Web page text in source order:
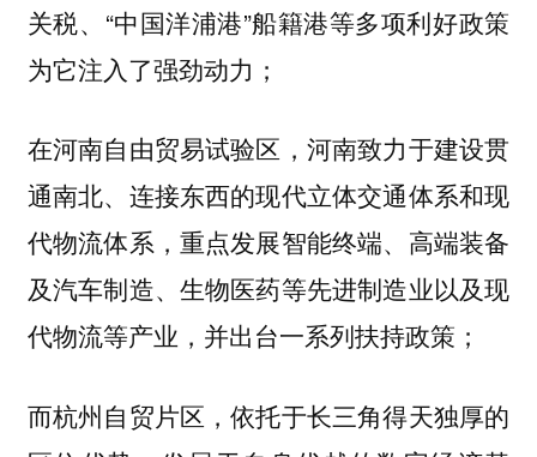
关税、“中国洋浦港”船籍港等多项利好政策
为它注入了强劲动力；
在河南自由贸易试验区，河南致力于建设贯
通南北、连接东西的现代立体交通体系和现
代物流体系，重点发展智能终端、高端装备
及汽车制造、生物医药等先进制造业以及现
代物流等产业，并出台一系列扶持政策；
而杭州自贸片区，依托于长三角得天独厚的